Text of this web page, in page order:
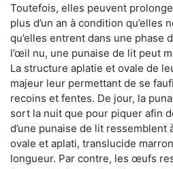
Toutefois, elles peuvent
plus d’un an à condition qu’elles
qu’elles entrent dans une phase
l’œil nu, une punaise de lit peut
La structure aplatie et ovale de
majeur leur permettant de se
recoins et fentes. De jour, la
sort la nuit que pour piquer afin
d’une punaise de lit ressemblent
ovale et aplati, translucide
longueur. Par contre, les œufs